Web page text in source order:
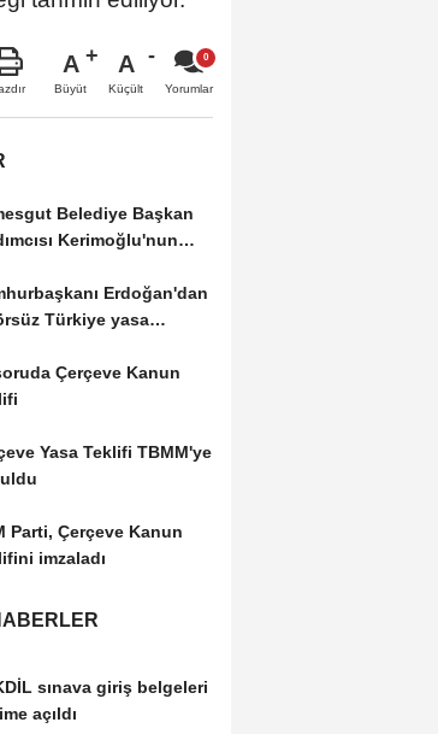
A
Büyüt
A
Küçült Yorumlar
Belediye Başkan
Kerimoğlu'nun
Erdoğan'dan
Türkiye yasa
Çerçeve Kanun
Yasa Teklifi TBMM'ye
Parti, Çerçeve Kanun
imzaladı
sınava giriş belgeleri
açıldı